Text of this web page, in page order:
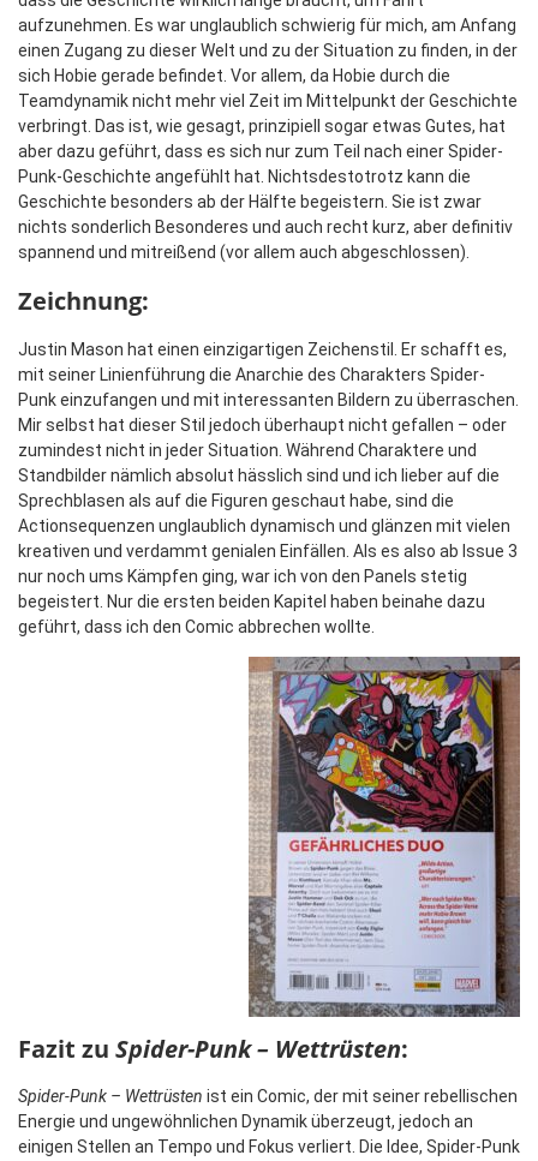
aufzunehmen. Es war unglaublich schwierig für mich, am Anfang
einen Zugang zu dieser Welt und zu der Situation zu finden, in der
sich Hobie gerade befindet. Vor allem, da Hobie durch die
Teamdynamik nicht mehr viel Zeit im Mittelpunkt der Geschichte
verbringt. Das ist, wie gesagt, prinzipiell sogar etwas Gutes, hat
aber dazu geführt, dass es sich nur zum Teil nach einer Spider-
Punk-Geschichte angefühlt hat. Nichtsdestotrotz kann die
Geschichte besonders ab der Hälfte begeistern. Sie ist zwar
nichts sonderlich Besonderes und auch recht kurz, aber definitiv
spannend und mitreißend (vor allem auch abgeschlossen).
Zeichnung:
Justin Mason hat einen einzigartigen Zeichenstil. Er schafft es,
mit seiner Linienführung die Anarchie des Charakters Spider-
Punk einzufangen und mit interessanten Bildern zu überraschen.
Mir selbst hat dieser Stil jedoch überhaupt nicht gefallen – oder
zumindest nicht in jeder Situation. Während Charaktere und
Standbilder nämlich absolut hässlich sind und ich lieber auf die
Sprechblasen als auf die Figuren geschaut habe, sind die
Actionsequenzen unglaublich dynamisch und glänzen mit vielen
kreativen und verdammt genialen Einfällen. Als es also ab Issue 3
nur noch ums Kämpfen ging, war ich von den Panels stetig
begeistert. Nur die ersten beiden Kapitel haben beinahe dazu
geführt, dass ich den Comic abbrechen wollte.
Fazit zu Spider-Punk – Wettrüsten:
Spider-Punk – Wettrüsten ist ein Comic, der mit seiner rebellischen
Energie und ungewöhnlichen Dynamik überzeugt, jedoch an
einigen Stellen an Tempo und Fokus verliert. Die Idee, Spider-Punk